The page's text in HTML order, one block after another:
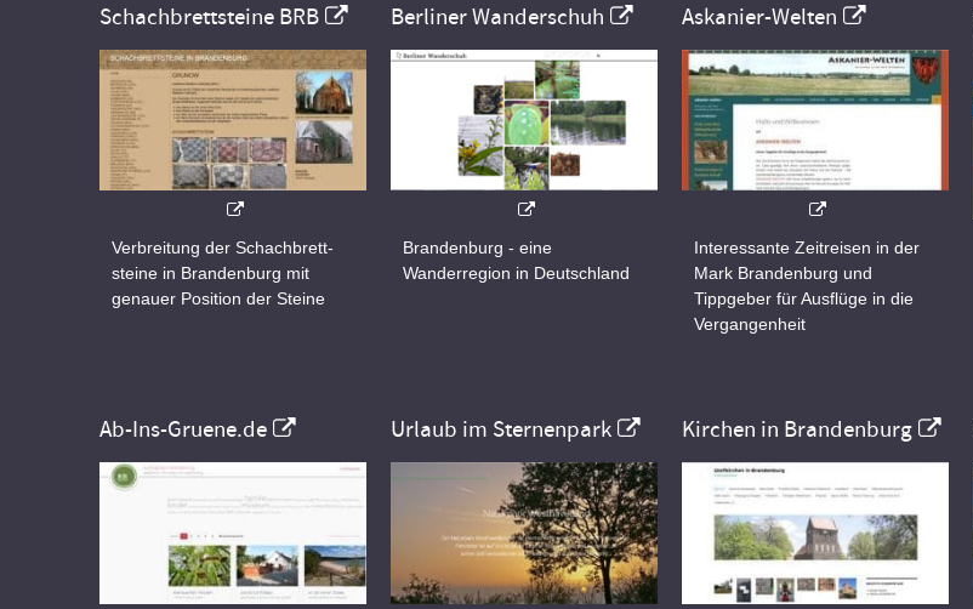
Schachbrettsteine BRB
Verbreitung der Schachbrett-
steine in Brandenburg mit
genauer Position der Steine
Berliner Wanderschuh
Brandenburg - eine
Wanderregion in Deutschland
Askanier-Welten
Interessante Zeitreisen in der
Mark Brandenburg und
Tippgeber für Ausflüge in die
Vergangenheit
Ab-Ins-Gruene.de Urlaub im Sternenpark Kirchen in Brandenburg